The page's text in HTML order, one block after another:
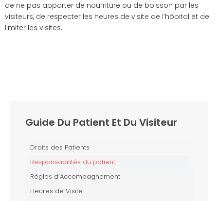
de ne pas apporter de nourriture ou de boisson par les
visiteurs, de respecter les heures de visite de l’hôpital et de
limiter les visites.
Guide Du Patient Et Du Visiteur
Droits des Patients
Responsabilités du patient
Règles d’Accompagnement
Heures de Visite